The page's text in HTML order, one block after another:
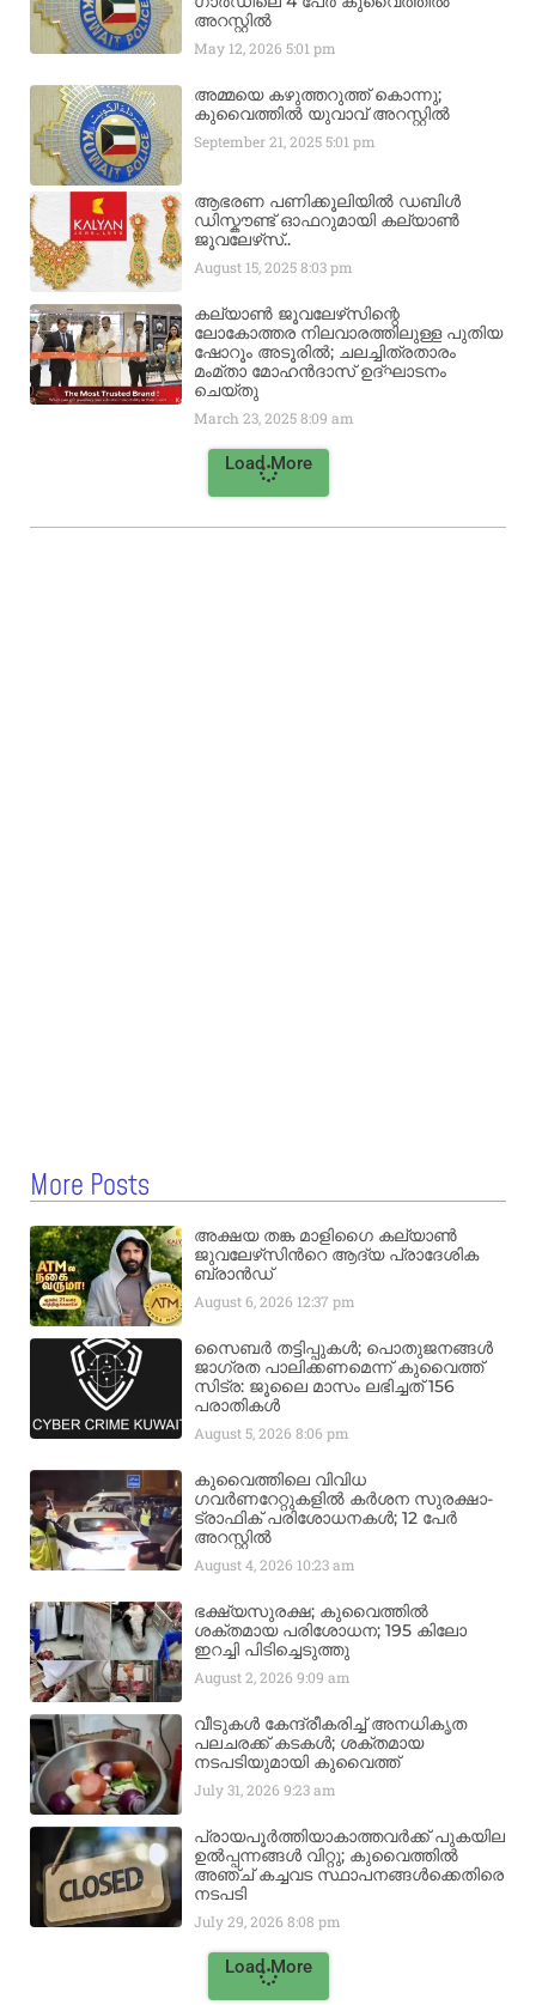
അറസ്റ്റിൽ
May 12, 20265:01 pm
അമ്മയെ കഴുത്തറുത്ത് കൊന്നു;
കുവൈത്തിൽ യുവാവ് അറസ്റ്റിൽ
September 21, 20255:01 pm
ആഭരണ പണിക്കൂലിയിൽ ഡബിൾ
ഡിസ്കൗണ്ട് ഓഫറുമായി കല്യാൺ
ജൂവലേഴ്‌സ്..
August 15, 20258:03 pm
കല്യാൺ ജൂവലേഴ്‌സിന്റെ
ലോകോത്തര നിലവാരത്തിലുള്ള പുതിയ
ഷോറൂം അടൂരിൽ; ചലച്ചിത്രതാരം
മംമ്താ മോഹൻദാസ് ഉദ്ഘാടനം
ചെയ്‌തു
March 23, 20258:09 am
Load More
More Posts
അക്ഷയ തങ്ക മാളിഗൈ കല്യാണ്‍
ജുവലേഴ്‌സിന്‍റെ ആദ്യ പ്രാദേശിക
ബ്രാന്‍ഡ്
August 6, 2026 12:37 pm
സൈബർ തട്ടിപ്പുകൾ; പൊതുജനങ്ങൾ
ജാഗ്രത പാലിക്കണമെന്ന് കുവൈത്ത്
സിട്ര: ജൂലൈ മാസം ലഭിച്ചത് 156
പരാതികൾ
August 5, 20268:06 pm
കുവൈത്തിലെ വിവിധ
ഗവർണറേറ്റുകളിൽ കർശന സുരക്ഷാ-
ട്രാഫിക് പരിശോധനകൾ; 12 പേർ
അറസ്റ്റിൽ
August 4, 2026 10:23 am
ഭക്ഷ്യസുരക്ഷ; കുവൈത്തിൽ
ശക്തമായ പരിശോധന; 195 കിലോ
ഇറച്ചി പിടിച്ചെടുത്തു
August 2, 20269:09 am
വീടുകൾ കേന്ദ്രീകരിച്ച് അനധികൃത
പലചരക്ക് കടകൾ; ശക്തമായ
നടപടിയുമായി കുവൈത്ത്
July 31, 20269:23 am
പ്രായപൂർത്തിയാകാത്തവർക്ക് പുകയില
ഉൽപ്പന്നങ്ങൾ വിറ്റു; കുവൈത്തിൽ
അഞ്ച് കച്ചവട സ്ഥാപനങ്ങൾക്കെതിരെ
നടപടി
July 29, 20268:08 pm
Load More